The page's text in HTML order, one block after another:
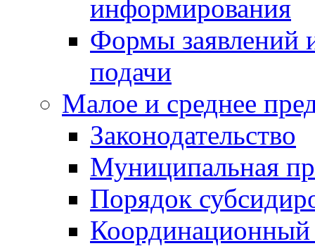
информирования
Формы заявлений
подачи
Малое и среднее
Законодательство
Муниципальная
Порядок
Координационный